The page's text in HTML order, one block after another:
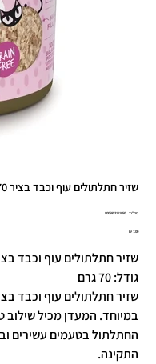
שזיר חתלתולים עוף וכבד בציר 70 גרם
מק"ט:
מק"ט
8005852111050
מחיר
‏7.00 ‏₪
שזיר חתלתולים עוף וכבד
גודל: 70 גרם
שזיר חתלתולים עוף וכבד
במיוחד. המעדן מכיל
החתלתול בטעמים עשירים
התקינה.